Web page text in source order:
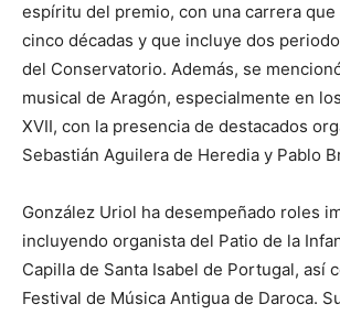
espíritu del premio, con una carrera que
cinco décadas y que incluye dos
del Conservatorio. Además, se
musical de Aragón, especialmente en
XVII, con la presencia de destacados
Sebastián Aguilera de Heredia y Pablo
González Uriol ha desempeñado roles
incluyendo organista del Patio de la
Capilla de Santa Isabel de Portugal, así
Festival de Música Antigua de Daroca.